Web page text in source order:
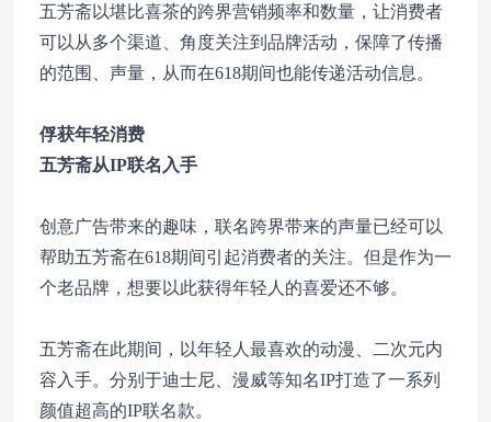
五芳斋以堪比喜茶的跨界营销频率和数量，让消费者
可以从多个渠道、角度关注到品牌活动，保障了传播
的范围、声量，从而在618期间也能传递活动信息。
俘获年轻消费
五芳斋从IP联名入手
创意广告带来的趣味，联名跨界带来的声量已经可以
帮助五芳斋在618期间引起消费者的关注。但是作为一
个老品牌，想要以此获得年轻人的喜爱还不够。
五芳斋在此期间，以年轻人最喜欢的动漫、二次元内
容入手。分别于迪士尼、漫威等知名IP打造了一系列
颜值超高的IP联名款。